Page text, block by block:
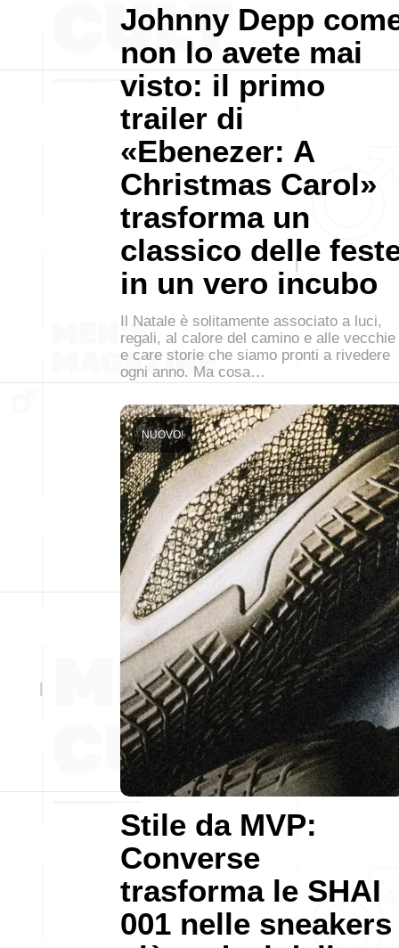
Johnny Depp
non lo avete mai
visto: il primo
trailer di
«Ebenezer: A
Christmas Carol»
trasforma un
classico delle
in un vero incubo
Il Natale è solitamente associato a luci,
regali, al calore del camino e alle vecchie
e care storie che siamo pronti a rivedere
ogni anno. Ma cosa…
Stile da MVP:
Converse
trasforma le SHAI
001 nelle sneakers
NUOVO!